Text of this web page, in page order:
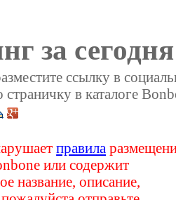
за
ссылку в
страничку в каталоге
правила
или содержит
название, описание,